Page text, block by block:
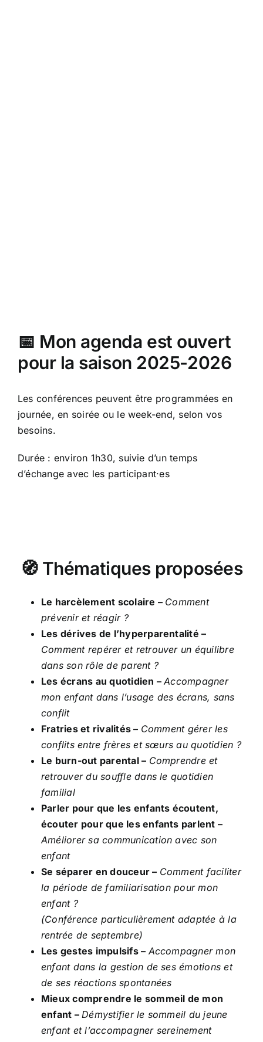
📅 Mon agenda est ouvert
pour la saison 2025-2026
Les conférences peuvent être programmées en
journée, en soirée ou le week-end, selon vos
besoins.
Durée : environ 1h30, suivie d’un temps
d’échange avec les participant·es
🧭 Thématiques proposées
Le harcèlement scolaire – Comment
prévenir et réagir ?
Les dérives de l’hyperparentalité –
Comment repérer et retrouver un équilibre
dans son rôle de parent ?
Les écrans au quotidien –Accompagner
mon enfant dans l’usage des écrans, sans
conflit
Fratries et rivalités – Comment gérer les
conflits entre frères et sœurs au quotidien ?
Le burn-out parental – Comprendre et
retrouver du souffle dans le quotidien
familial
Parler pour que les enfants écoutent,
écouter pour que les enfants parlent –
Améliorer sa communication avec son
enfant
Se séparer en douceur – Comment faciliter
la période de familiarisation pour mon
enfant ?
(Conférence particulièrement adaptée à la
rentrée de septembre)
Les gestes impulsifs – Accompagner mon
enfant dans la gestion de ses émotions et
de ses réactions spontanées
Mieux comprendre le sommeil de mon
enfant –Démystifier le sommeil du jeune
enfant et l’accompagner sereinement